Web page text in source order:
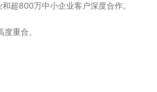
超800万中小企业客户深度合作。
重合。